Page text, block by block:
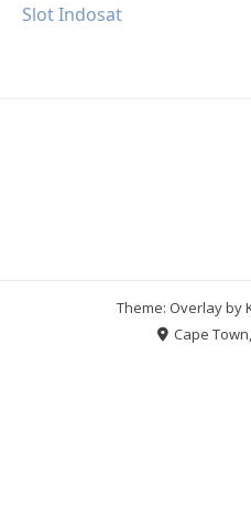
Slot Indosat
Theme: Overlay by
Cape